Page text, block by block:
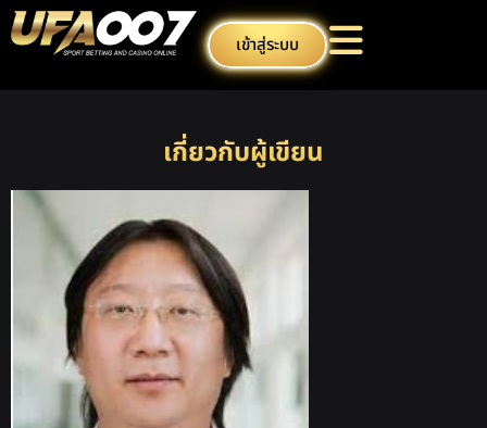
เข้าสู่ระบบ
เกี่ยวกับผู้เขียน